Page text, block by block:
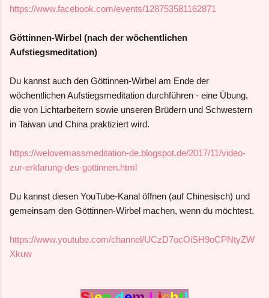
https://www.facebook.com/events/128753581162871
Göttinnen-Wirbel (nach der wöchentlichen
Aufstiegsmeditation)
Du kannst auch den Göttinnen-Wirbel am Ende der
wöchentlichen Aufstiegsmeditation durchführen - eine Übung,
die von Lichtarbeitern sowie unseren Brüdern und Schwestern
in Taiwan und China praktiziert wird.
https://welovemassmeditation-de.blogspot.de/2017/11/video-
zur-erklarung-des-gottinnen.html
Du kannst diesen YouTube-Kanal öffnen (auf Chinesisch) und
gemeinsam den Göttinnen-Wirbel machen, wenn du möchtest.
https://www.youtube.com/channel/UCzD7ocOiSH9oCPNtyZW
Xkuw